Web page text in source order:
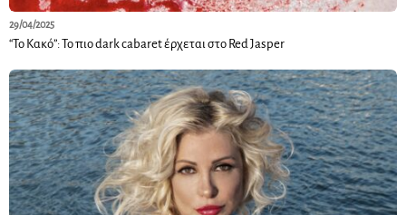
29/04/2025
“Το Κακό”: Το πιο dark cabaret έρχεται στο Red Jasper